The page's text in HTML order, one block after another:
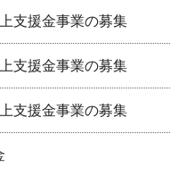
支援金事業の募集
支援金事業の募集
支援金事業の募集